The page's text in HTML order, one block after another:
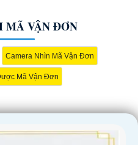
MÃ VẬN ĐƠN
Camera Nhìn Mã Vận Đơn
Mã Vận Đơn